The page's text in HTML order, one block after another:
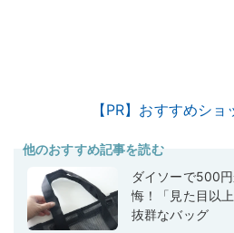
【PR】おすすめシ
他のおすすめ記事を読む
ダイソーで500
悔！「見た目以
抜群なバッグ